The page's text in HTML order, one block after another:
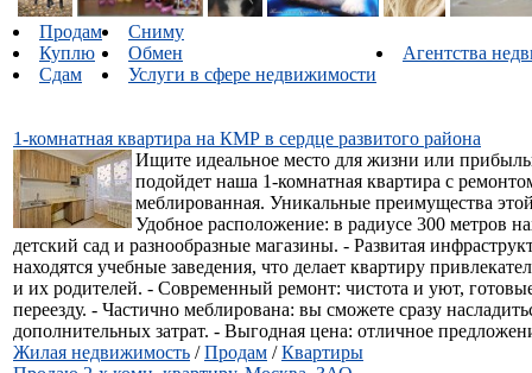
Продам
Куплю
Сдам
Сниму
Обмен
Услуги в сфере недвижимости
Агентства
1-комнатная квартира на КМР в сердце развитого района
Ищите идеальное место для жизни или
подойдет наша 1-комнатная квартира с
меблированная. Уникальные преимущества
Удобное расположение: в радиусе 300 метров
детский сад и разнообразные магазины. - Развитая
находятся учебные заведения, что делает квартиру
и их родителей. - Современный ремонт: чистота и уют,
переезду. - Частично меблирована: вы сможете сразу
дополнительных затрат. - Выгодная цена: отличное
Жилая недвижимость /Продам /Квартиры